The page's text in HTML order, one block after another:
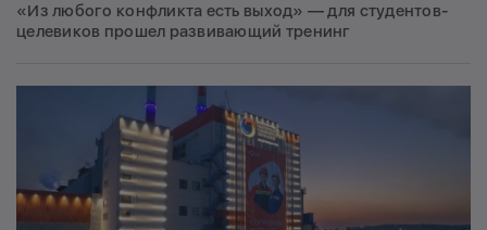
«Из любого конфликта есть выход» — для студентов-
целевиков прошел развивающий тренинг